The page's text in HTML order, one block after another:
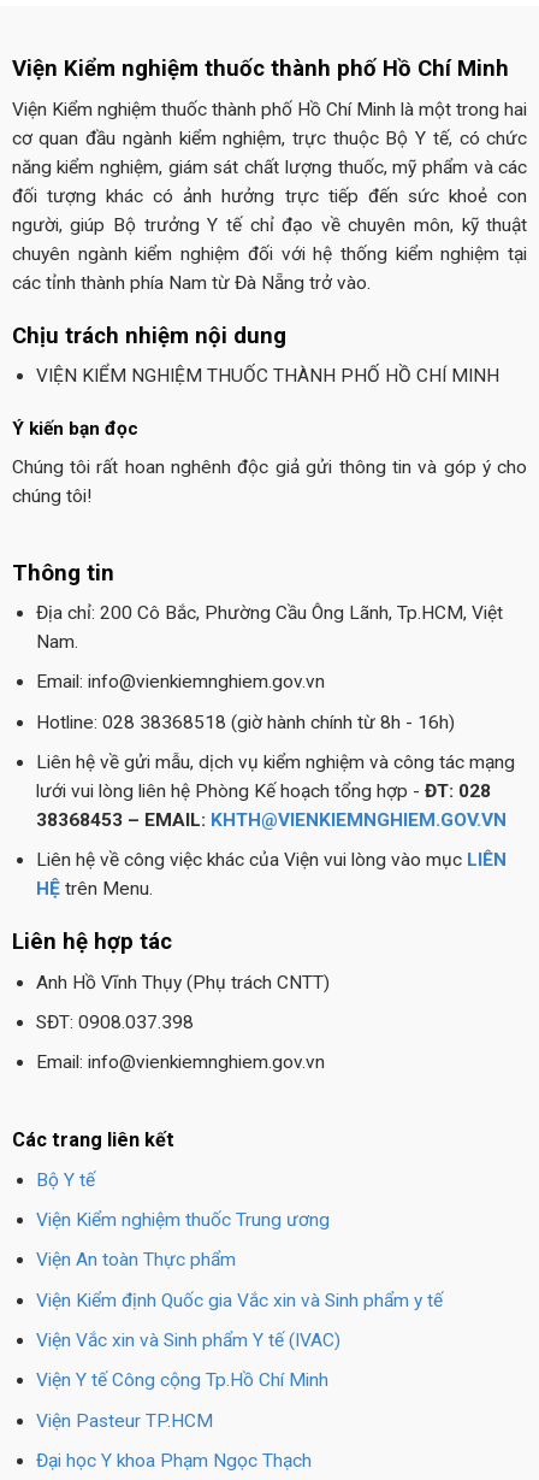
Viện Kiểm nghiệm thuốc thành phố Hồ Chí Minh
Viện Kiểm nghiệm thuốc thành phố Hồ Chí Minh là một trong hai
cơ quan đầu ngành kiểm nghiệm, trực thuộc Bộ Y tế, có chức
năng kiểm nghiệm, giám sát chất lượng thuốc, mỹ phẩm và các
đối tượng khác có ảnh hưởng trực tiếp đến sức khoẻ con
người, giúp Bộ trưởng Y tế chỉ đạo về chuyên môn, kỹ thuật
chuyên ngành kiểm nghiệm đối với hệ thống kiểm nghiệm tại
các tỉnh thành phía Nam từ Đà Nẵng trở vào.
Chịu trách nhiệm nội dung
VIỆN KIỂM NGHIỆM THUỐC THÀNH PHỐ HỒ CHÍ MINH
Ý kiến bạn đọc
Chúng tôi rất hoan nghênh độc giả gửi thông tin và góp ý cho
chúng tôi!
Thông tin
Địa chỉ: 200 Cô Bắc, Phường Cầu Ông Lãnh, Tp.HCM, Việt
Nam.
Email: info@vienkiemnghiem.gov.vn
Hotline: 028 38368518 (giờ hành chính từ 8h - 16h)
Liên hệ về gửi mẫu, dịch vụ kiểm nghiệm và công tác mạng
lưới vui lòng liên hệ Phòng Kế hoạch tổng hợp - ĐT: 028
38368453 – EMAIL: KHTH@VIENKIEMNGHIEM.GOV.VN
Liên hệ về công việc khác của Viện vui lòng vào mục LIÊN
HỆtrên Menu.
Liên hệ hợp tác
Anh Hồ Vĩnh Thụy (Phụ trách CNTT)
SĐT: 0908.037.398
Email: info@vienkiemnghiem.gov.vn
Các trang liên kết
Bộ Y tế
Viện Kiểm nghiệm thuốc Trung ương
Viện An toàn Thực phẩm
Viện Kiểm định Quốc gia Vắc xin và Sinh phẩm y tế
Viện Vắc xin và Sinh phẩm Y tế (IVAC)
Viện Y tế Công cộng Tp.Hồ Chí Minh
Viện Pasteur TP.HCM
Đại học Y khoa Phạm Ngọc Thạch